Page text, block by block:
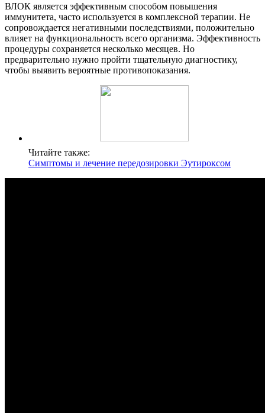
ВЛОК является эффективным способом повышения
иммунитета, часто используется в комплексной терапии. Не
сопровождается негативными последствиями, положительно
влияет на функциональность всего организма. Эффективность
процедуры сохраняется несколько месяцев. Но
предварительно нужно пройти тщательную диагностику,
чтобы выявить вероятные противопоказания.
Читайте также:
Симптомы и лечение передозировки Эутироксом